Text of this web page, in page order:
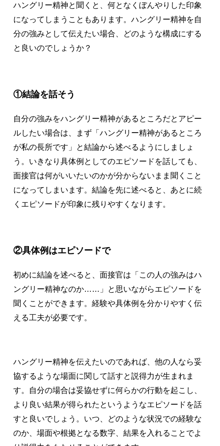
ハングリー精神と聞くと、何となくぼんやりした印象
になってしまうこともあります。ハングリー精神を自
分の強みとして伝えたい場合、どのような構成にする
と良いのでしょうか？
①結論を話そう
自分の強みをハングリー精神があるところだとアピー
ルしたい場合は、まず「ハングリー精神があるところ
が私の長所です」と結論から述べるようにしましょ
う。いきなり具体例としてのエピソードを話しても、
面接官は何がいいたいのかが分からないまま聞くこと
になってしまいます。結論を先に述べると、あとに続
くエピソードが印象に残りやすくなります。
②具体例はエピソードで
初めに結論を述べると、面接官は「この人の強みはハ
ングリー精神なのか……」と思いながらエピソードを
聞くことができます。経験や具体例を分かりやすく伝
える工夫が必要です。
ハングリー精神を伝えたいのであれば、他の人なら妥
協するような場面に関して話すと説得力が生まれま
す。自分の場合は妥協せずに何らかの行動を起こし、
より良い結果が得られたというようなエピソードを話
すと良いでしょう。いつ、どのような状況での経験な
のか、場面や根拠となる数字、結果を入れることでよ